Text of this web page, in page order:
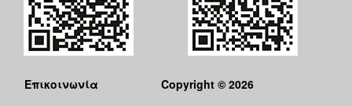
Επικοινωνία
Copyright © 2026